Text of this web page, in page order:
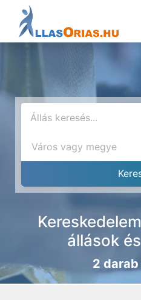
állások
2